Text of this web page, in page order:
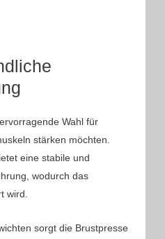
Wahl für
stärken möchten.
eine stabile und
wodurch das
wird.
sorgt die Brustpresse